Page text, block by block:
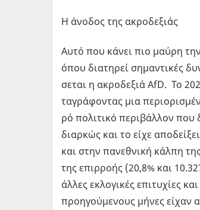
Η άνο­δος της ακρο­δε­ξιάς
Αυτό που κάνει πιο μαύρη
όπου δια­τη­ρεί ση­μα­ντι­κές
σε­ται η ακρο­δε­ξιά AfD. Το
τα­γρά­φο­ντας μια
ρό πο­λι­τι­κό πε­ρι­βάλ­λον
διαρ­κώς και το είχε
και στην πα­νε­θνι­κή κάλπη
της επιρ­ρο­ής (20,8% και
άλλες εκλο­γι­κές επι­τυ­χί­ες
προη­γού­με­νους μήνες είχαν